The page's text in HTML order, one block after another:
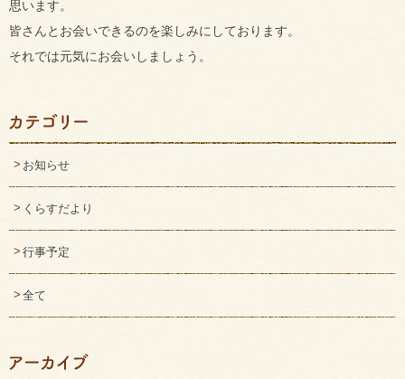
思います。
皆さんとお会いできるのを楽しみにしております。
それでは元気にお会いしましょう。
お知らせ
くらすだより
行事予定
全て